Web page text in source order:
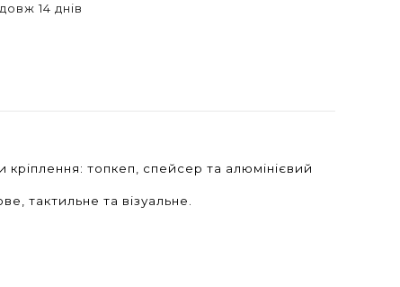
14 днів
кріплення: топкеп, спейсер та алюмінієвий
тактильне та візуальне.